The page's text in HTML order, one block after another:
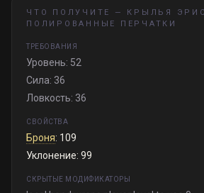
ЧТО ПОЛУЧИТЕ — КРЫЛЬЯ
ПОЛИРОВАННЫЕ ПЕРЧАТКИ
ТРЕБОВАНИЯ
Уровень: 52
Сила: 36
Ловкость: 36
СВОЙСТВА
Броня: 109
Уклонение: 99
СКРЫТЫЕ МОДИФИКАТОРЫ